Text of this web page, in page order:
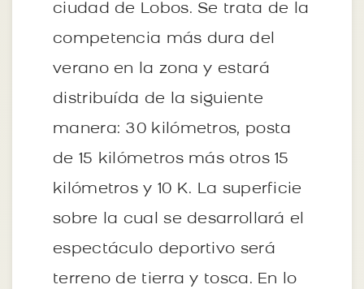
ciudad de Lobos. Se trata de la
competencia más dura del
verano en la zona y estará
distribuída de la siguiente
manera: 30 kilómetros, posta
de 15 kilómetros más otros 15
kilómetros y 10 K. La superficie
sobre la cual se desarrollará el
espectáculo deportivo será
terreno de tierra y tosca. En lo